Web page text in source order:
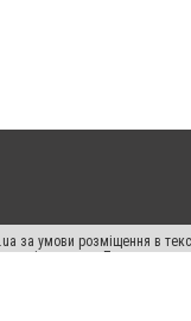
за умови розміщення в
джерела. Порушення